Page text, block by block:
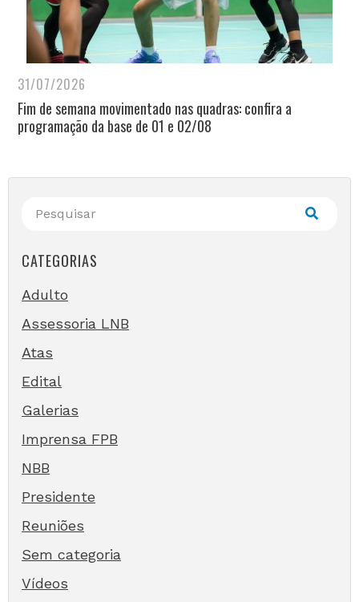
31/07/2026
Fim de semana movimentado nas quadras: confira a
programação da base de 01 e 02/08
CATEGORIAS
Adulto
Assessoria LNB
Atas
Edital
Galerias
Imprensa FPB
NBB
Presidente
Reuniões
Sem categoria
Vídeos